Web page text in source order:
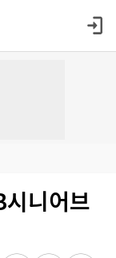
니어브